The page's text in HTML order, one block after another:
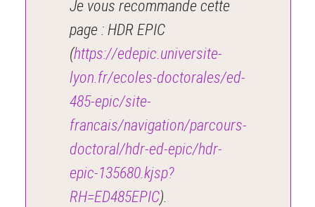
Je vous recommande cette
page : HDR EPIC
(https://edepic.universite-
lyon.fr/ecoles-doctorales/ed-
485-epic/site-
francais/navigation/parcours-
doctoral/hdr-ed-epic/hdr-
epic-135680.kjsp?
RH=ED485EPIC).